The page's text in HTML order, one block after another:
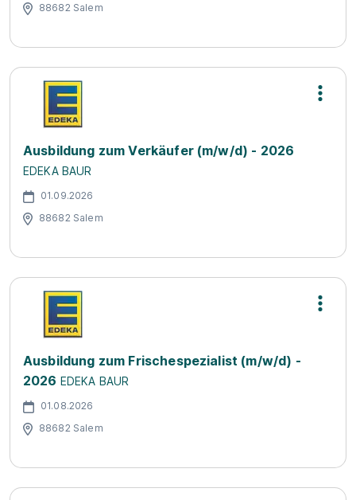
88682 Salem
Ausbildung zum Verkäufer (m/w/d) - 2026
EDEKA BAUR
01.09.2026
88682 Salem
Ausbildung zum Frischespezialist (m/w/d) -
2026 EDEKA BAUR
01.08.2026
88682 Salem